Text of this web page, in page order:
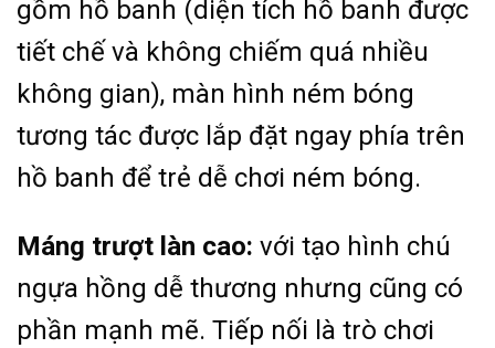
gồm hồ banh (diện tích hồ banh được
tiết chế và không chiếm quá nhiều
không gian), màn hình ném bóng
tương tác được lắp đặt ngay phía trên
hồ banh để trẻ dễ chơi ném bóng.
Máng trượt làn cao: với tạo hình chú
ngựa hồng dễ thương nhưng cũng có
phần mạnh mẽ. Tiếp nối là trò chơi